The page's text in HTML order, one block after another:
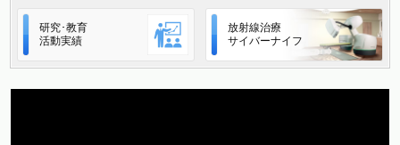
研究･教育
活動実績
放射線治療
サイバーナイフ